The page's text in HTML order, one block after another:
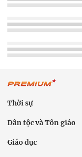
Thời sự
Dân tộc và Tôn giáo
Giáo dục